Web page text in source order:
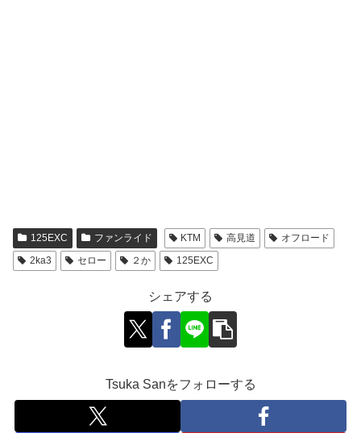
125EXC ファンライド KTM 高見道
オフロード
2ka3
セロー ２か 125EXC
シェアする
Tsuka Sanをフォローする